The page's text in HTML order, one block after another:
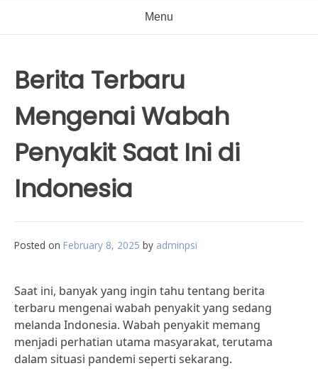
Menu
Berita Terbaru
Mengenai Wabah
Penyakit Saat Ini di
Indonesia
Posted on February 8, 2025 by adminpsi
Saat ini, banyak yang ingin tahu tentang berita
terbaru mengenai wabah penyakit yang sedang
melanda Indonesia. Wabah penyakit memang
menjadi perhatian utama masyarakat, terutama
dalam situasi pandemi seperti sekarang.